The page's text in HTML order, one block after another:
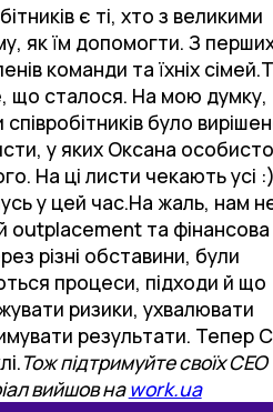
є ті, хто з великими
як їм допомогти. З
команди та їхніх
що сталося. На мою думку,
було
у яких Оксана особисто
На ці листи чекають усі :)
у цей час.На жаль, нам
оutplacement та фінансова
різні обставини, були
процеси, підходи й що
ризики, ухвалювати
результати. Тепер
Тож підтримуйте своїх СЕО
вийшов наwork.ua